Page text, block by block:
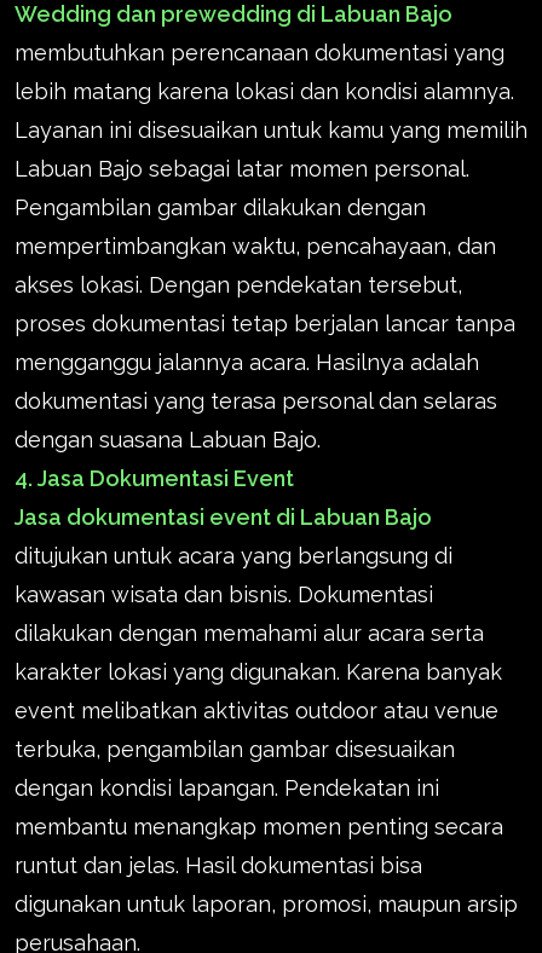
Wedding dan prewedding di Labuan Bajo
membutuhkan perencanaan dokumentasi yang
lebih matang karena lokasi dan kondisi alamnya.
Layanan ini disesuaikan untuk kamu yang memilih
Labuan Bajo sebagai latar momen personal.
Pengambilan gambar dilakukan dengan
mempertimbangkan waktu, pencahayaan, dan
akses lokasi. Dengan pendekatan tersebut,
proses dokumentasi tetap berjalan lancar tanpa
mengganggu jalannya acara. Hasilnya adalah
dokumentasi yang terasa personal dan selaras
dengan suasana Labuan Bajo.
4. Jasa Dokumentasi Event
Jasa dokumentasi event di Labuan Bajo
ditujukan untuk acara yang berlangsung di
kawasan wisata dan bisnis. Dokumentasi
dilakukan dengan memahami alur acara serta
karakter lokasi yang digunakan. Karena banyak
event melibatkan aktivitas outdoor atau venue
terbuka, pengambilan gambar disesuaikan
dengan kondisi lapangan. Pendekatan ini
membantu menangkap momen penting secara
runtut dan jelas. Hasil dokumentasi bisa
digunakan untuk laporan, promosi, maupun arsip
perusahaan.